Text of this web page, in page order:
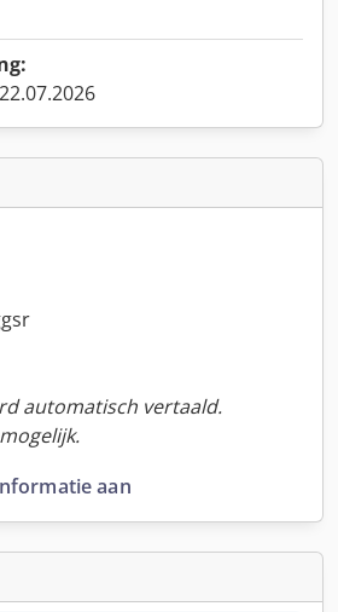
automatisch vertaald.
aan